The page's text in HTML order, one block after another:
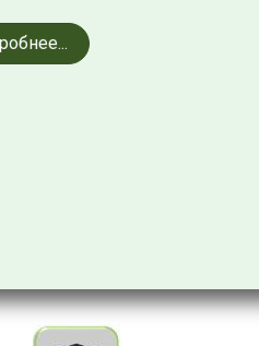
образование
техникуме!